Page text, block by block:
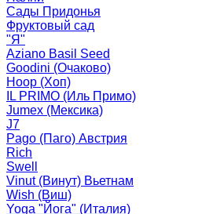
Сады Придонья
Фруктовый сад
"Я"
Aziano Basil Seed
Goodini (Очаково)
Hoop (Хоп)
IL PRIMO (Иль Примо)
Jumex (Мексика)
J7
Pago (Паго) Австрия
Rich
Swell
Vinut (Винут) Вьетнам
Wish (Виш)
Yoga "Йога" (Италия)